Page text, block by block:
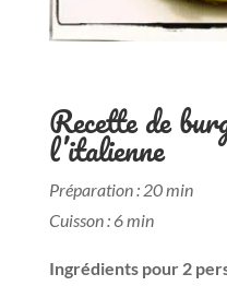
Recette de
l’italienne
Préparation : 20 min
Cuisson : 6 min
Ingrédients pour 2